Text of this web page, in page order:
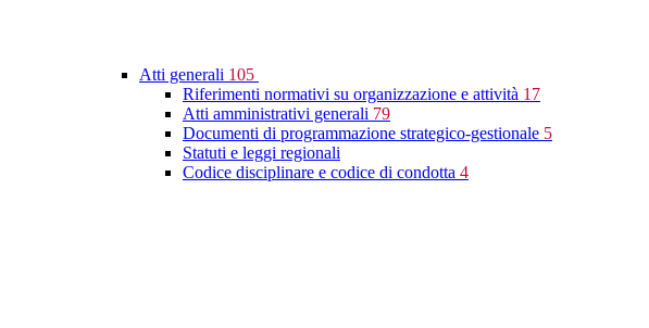
Atti generali 105
Riferimenti normativi su organizzazione e attività 17
Atti amministrativi generali 79
Documenti di programmazione strategico-gestionale 5
Statuti e leggi regionali
Codice disciplinare e codice di condotta 4